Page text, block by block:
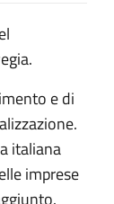
e di
italiana
imprese